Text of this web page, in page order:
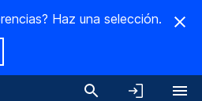
Haz una selección.